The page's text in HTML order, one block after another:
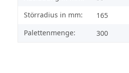
Störradius in mm:
165
Palettenmenge:
300